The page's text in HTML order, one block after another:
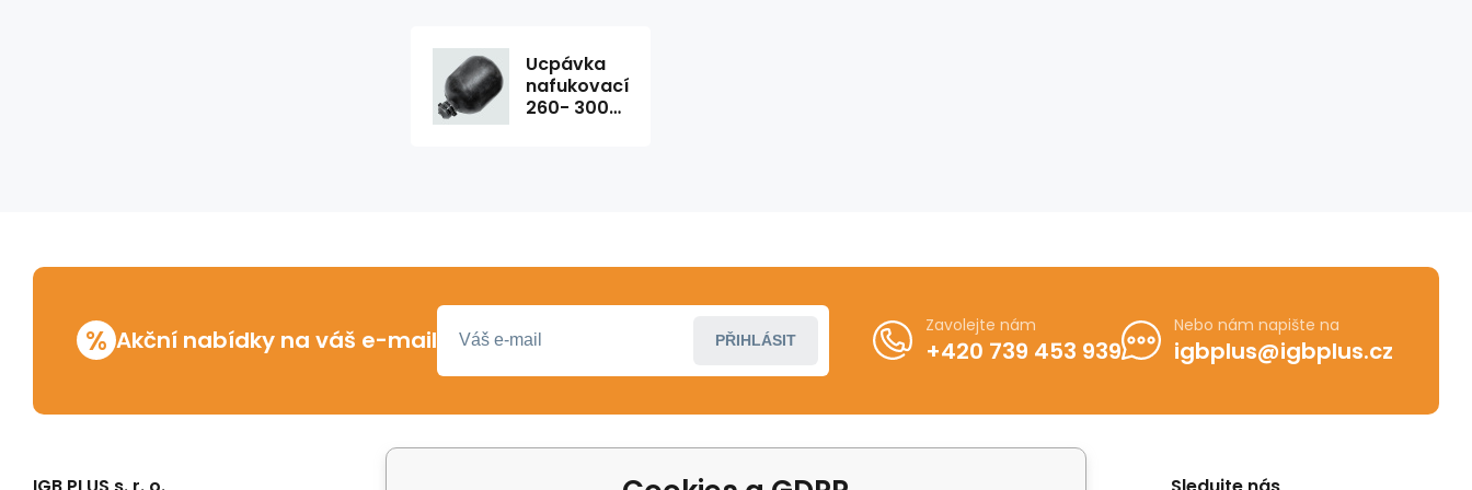
Ucpávka
nafukovací
260- 300
% Akční nabídky na váš e-mail PŘIHLÁSIT
Zavolejte nám
+420 739 453 939
Nebo nám napište na
igbplus@igbplus.cz